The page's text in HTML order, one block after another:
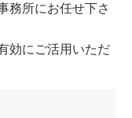
務所にお任せ下さ
効にご活用いただ